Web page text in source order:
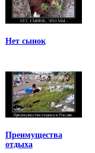
Нет сынок
Преимущества
отдыха